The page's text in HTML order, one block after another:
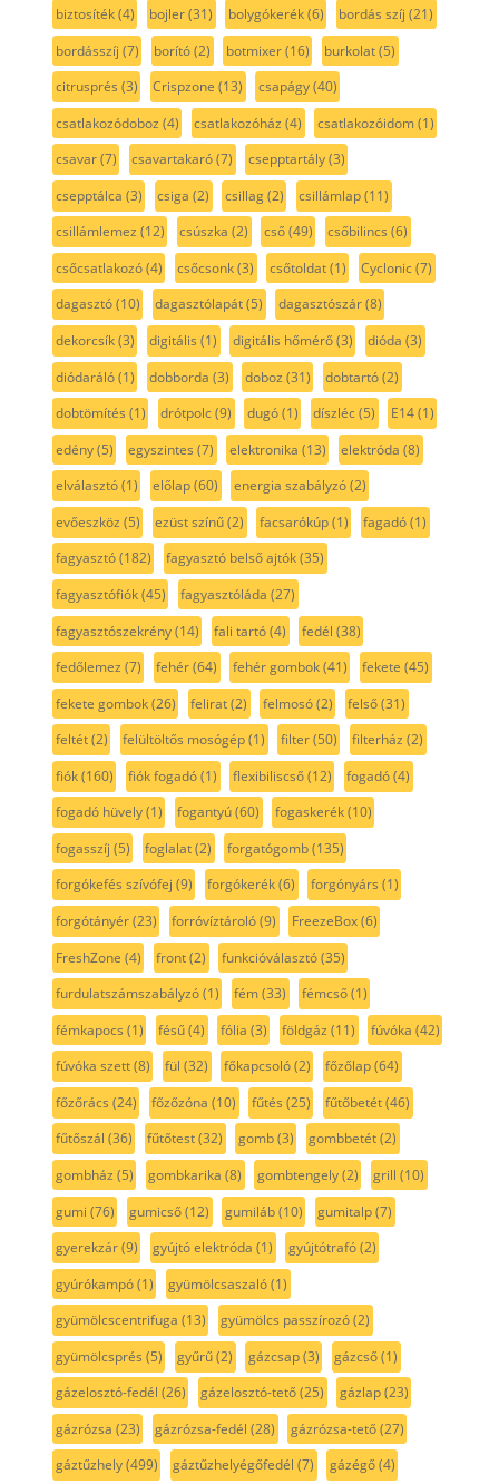
biztosíték(4) bojler(31) bolygókerék(6) bordás szíj (21)
bordásszíj (7) borító(2) botmixer(16) burkolat(5)
citrusprés (3) Crispzone (13) csapágy(40)
csatlakozódoboz (4) csatlakozóház (4) csatlakozóidom(1)
csavar(7) csavartakaró(7) csepptartály(3)
csepptálca (3) csiga (2) csillag(2) csillámlap(11)
csillámlemez (12) csúszka (2) cső(49) csőbilincs (6)
csőcsatlakozó(4) csőcsonk(3) csőtoldat(1) Cyclonic(7)
dagasztó(10) dagasztólapát(5) dagasztószár(8)
dekorcsík(3) digitális (1) digitális hőmérő(3) dióda (3)
diódaráló(1) dobborda (3) doboz (31) dobtartó(2)
dobtömítés (1) drótpolc(9) dugó(1) díszléc(5) E14(1)
edény(5) egyszintes (7) elektronika (13) elektróda (8)
elválasztó(1) előlap(60) energia szabályzó(2)
evőeszköz (5) ezüst színű(2) facsarókúp(1) fagadó(1)
fagyasztó(182) fagyasztó belső ajtók(35)
fagyasztófiók(45) fagyasztóláda (27)
fagyasztószekrény(14) fali tartó(4) fedél (38)
fedőlemez (7) fehér(64) fehér gombok(41) fekete (45)
fekete gombok(26) felirat(2) felmosó(2) felső(31)
feltét(2) felültöltős mosógép(1) filter(50) filterház (2)
fiók(160) fiók fogadó(1) flexibiliscső(12) fogadó(4)
fogadó hüvely(1) fogantyú(60) fogaskerék(10)
fogasszíj (5) foglalat(2) forgatógomb(135)
forgókefés szívófej (9) forgókerék(6) forgónyárs (1)
forgótányér(23) forróvíztároló(9) FreezeBox(6)
FreshZone (4) front(2) funkcióválasztó(35)
furdulatszámszabályzó(1) fém(33) fémcső(1)
fémkapocs (1) fésű(4) fólia (3) földgáz (11) fúvóka (42)
fúvóka szett(8) fül (32) főkapcsoló(2) főzőlap(64)
főzőrács (24) főzőzóna (10) fűtés (25) fűtőbetét(46)
fűtőszál (36) fűtőtest(32) gomb(3) gombbetét(2)
gombház (5) gombkarika (8) gombtengely(2) grill (10)
gumi (76) gumicső(12) gumiláb(10) gumitalp(7)
gyerekzár(9) gyújtó elektróda (1) gyújtótrafó(2)
gyúrókampó(1) gyümölcsaszaló(1)
gyümölcscentrifuga (13) gyümölcs passzírozó(2)
gyümölcsprés (5) gyűrű(2) gázcsap(3) gázcső(1)
gázelosztó-fedél (26) gázelosztó-tető(25) gázlap(23)
gázrózsa (23) gázrózsa-fedél (28) gázrózsa-tető(27)
gáztűzhely(499) gáztűzhelyégőfedél (7) gázégő(4)